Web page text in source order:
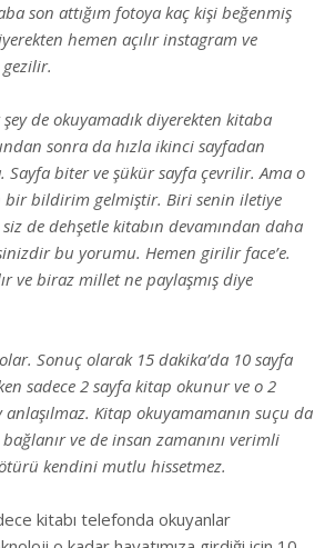
son attığım fotoya kaç kişi beğenmiş
hemen açılır instagram ve
de okuyamadık diyerekten kitaba
sonra da hızla ikinci sayfadan
biter ve şükür sayfa çevrilir. Ama o
bir bildirim gelmiştir. Biri senin iletiye
de dehşetle kitabın devamından daha
bu yorumu. Hemen girilir face’e.
ve biraz millet ne paylaşmış diye
Sonuç olarak 15 dakika’da 10 sayfa
sadece 2 sayfa kitap okunur ve o 2
Kitap okuyamamanın suçu da
ve de insan zamanını verimli
kendini mutlu hissetmez.
kitabı telefonda okuyanlar